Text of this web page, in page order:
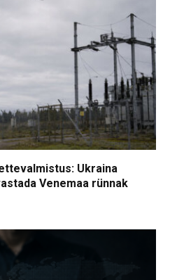
Ukraina
Venemaa rünnak